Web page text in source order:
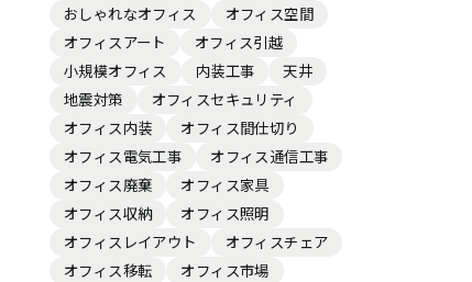
会員ログイン
おしゃれなオフィス
オフィス空間
オフィスアート
オフィス引越
小規模オフィス
内装工事
天井
地震対策
オフィスセキュリティ
オフィス内装
オフィス間仕切り
オフィス電気工事
オフィス通信工事
オフィス廃棄
オフィス家具
オフィス収納
オフィス照明
オフィスレイアウト
オフィスチェア
オフィス移転
オフィス市場